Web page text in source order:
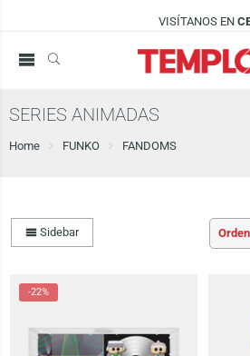
VISÍTANOS EN
SERIES ANIMADAS
Home FUNKO FANDOMS
Sidebar
-22%